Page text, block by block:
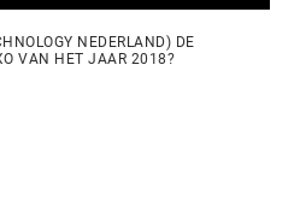
NEDERLAND) DE
VAN HET JAAR 2018?